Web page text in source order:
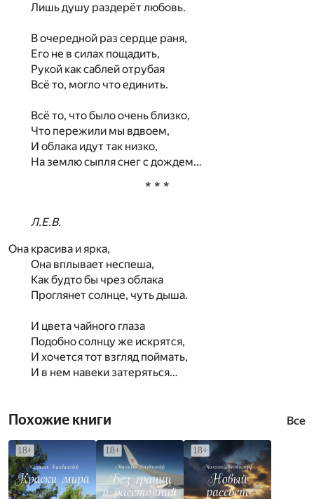
Лишь душу раздерёт любовь.
В очередной раз сердце раня,
Его не в силах пощадить,
Рукой как саблей отрубая
Всё то, могло что единить.
Всё то, что было очень близко,
Что пережили мы вдвоем,
И облака идут так низко,
На землю сыпля снег с дождем…
* * *
Л.Е.В.
Она красива и ярка,
Она вплывает неспеша,
Как будто бы чрез облака
Проглянет солнце, чуть дыша.
И цвета чайного глаза
Подобно солнцу же искрятся,
И хочется тот взгляд поймать,
И в нем навеки затеряться…
Похожие книги Все